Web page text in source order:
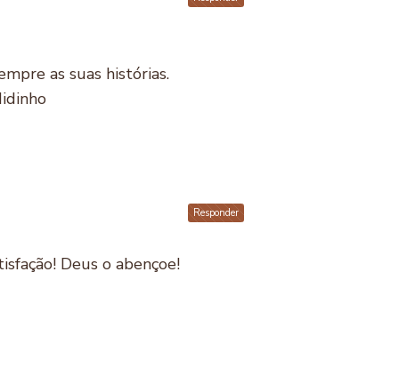
as suas histórias.
Deus o abençoe!
Responder